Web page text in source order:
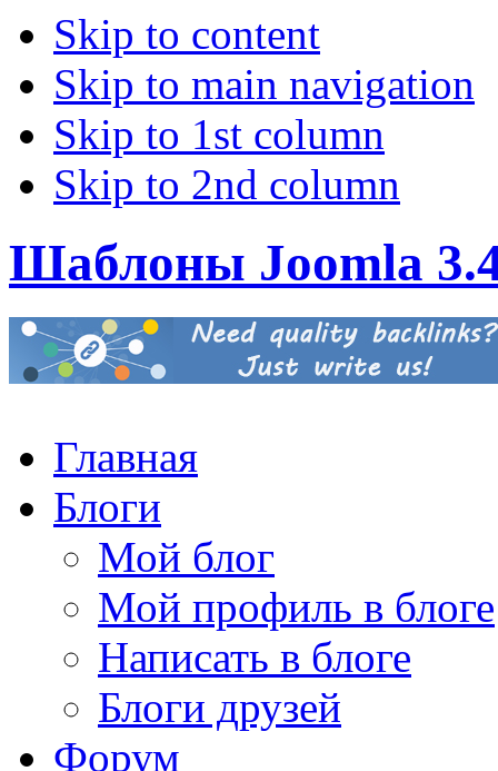
Skip to content
Skip to main navigation
Skip to 1st column
Skip to 2nd column
Шаблоны Joomla
Главная
Блоги
Мой блог
Мой профиль в блоге
Написать в блоге
Блоги друзей
Форум